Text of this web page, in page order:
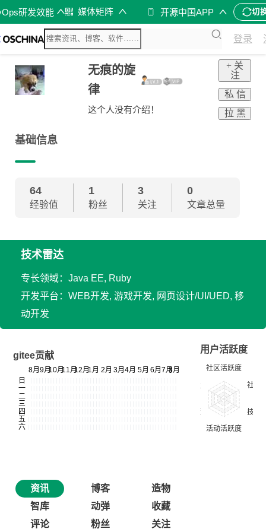
研发效能 媒体矩阵 开源中国APP 切
登录
无痕的旋
律
这个人没有介绍！
+ 关
注
私 信
拉 黑
基础信息
64
经验值
1
粉丝
3
关注
0
文章总量
技术雷达
专长领域：Java EE, Ruby
开发平台：WEB开发, 游戏开发, 网页设计/UI/UED, 移
动开发
gitee贡献
用户活跃度
资讯 博客
造物
智库
动弹
收藏
评论
粉丝 关注